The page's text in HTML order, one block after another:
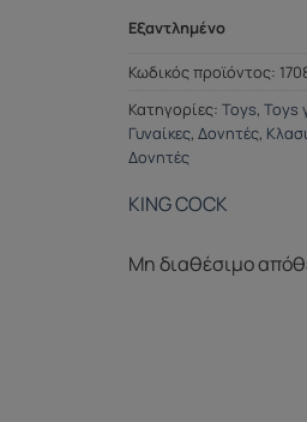
Εξαντλημένο
Κωδικός προϊόντος:
Κατηγορίες: Toys, Toys
Γυναίκες, Δονητές,
Δονητές
KING COCK
Μη διαθέσιμο